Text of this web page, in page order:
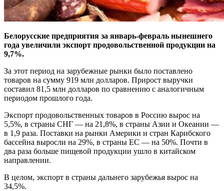
Белорусские предприятия за январь-февраль нынешнего
года увеличили экспорт продовольственной продукции на
9,7%.
За этот период на зарубежные рынки было поставлено
товаров на сумму 919 млн долларов. Прирост выручки
составил 81,5 млн долларов по сравнению с аналогичным
периодом прошлого года.
Экспорт продовольственных товаров в Россию вырос на
5,5%, в страны СНГ — на 21,8%, в страны Азии и Океании —
в 1,9 раза. Поставки на рынки Америки и стран Карибского
бассейна выросли на 29%, в страны ЕС — на 50%. Почти в
два раза больше пищевой продукции ушло в китайском
направлении.
В целом, экспорт в страны дальнего зарубежья вырос на
34,5%.